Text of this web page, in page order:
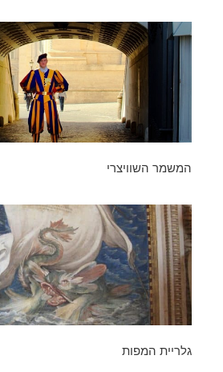
המשמר השוויצרי
גלריית המפות